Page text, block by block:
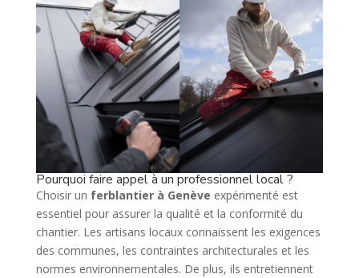
Pourquoi faire appel à un professionnel local ?
Choisir un ferblantier à Genève expérimenté est
essentiel pour assurer la qualité et la conformité du
chantier. Les artisans locaux connaissent les exigences
des communes, les contraintes architecturales et les
normes environnementales. De plus, ils entretiennent